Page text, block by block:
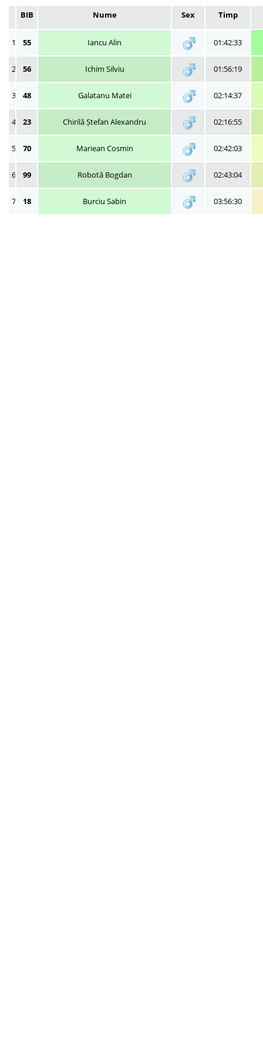
BIB Nume Sex Timp
1 55 Iancu Alin 01:42:33
2 56 Ichim Silviu 01:56:19
3 48 Galatanu Matei 02:14:37
4 23 Chirilă Ștefan Alexandru 02:16:55
5 70 Mariean Cosmin 02:42:03
6 99 Robotă Bogdan 02:43:04
7 18 Burciu Sabin 03:56:30